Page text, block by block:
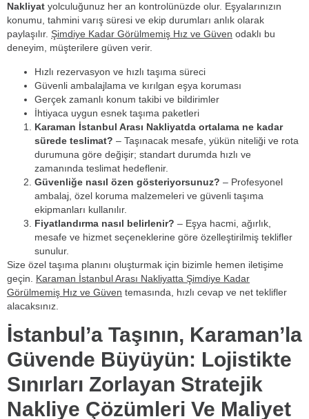
Nakliyat yolculuğunuz her an kontrolünüzde olur. Eşyalarınızın
konumu, tahmini varış süresi ve ekip durumları anlık olarak
paylaşılır. Şimdiye Kadar Görülmemiş Hız ve Güven odaklı bu
deneyim, müşterilere güven verir.
Hızlı rezervasyon ve hızlı taşıma süreci
Güvenli ambalajlama ve kırılgan eşya koruması
Gerçek zamanlı konum takibi ve bildirimler
İhtiyaca uygun esnek taşıma paketleri
Karaman İstanbul Arası Nakliyatda ortalama ne kadar
sürede teslimat? – Taşınacak mesafe, yükün niteliği ve rota
durumuna göre değişir; standart durumda hızlı ve
zamanında teslimat hedeflenir.
Güvenliğe nasıl özen gösteriyorsunuz? – Profesyonel
ambalaj, özel koruma malzemeleri ve güvenli taşıma
ekipmanları kullanılır.
Fiyatlandırma nasıl belirlenir? – Eşya hacmi, ağırlık,
mesafe ve hizmet seçeneklerine göre özelleştirilmiş teklifler
sunulur.
Size özel taşıma planını oluşturmak için bizimle hemen iletişime
geçin. Karaman İstanbul Arası Nakliyatta Şimdiye Kadar
Görülmemiş Hız ve Güven temasında, hızlı cevap ve net teklifler
alacaksınız.
İstanbul’a Taşının, Karaman’la
Güvende Büyüyün: Lojistikte
Sınırları Zorlayan Stratejik
Nakliye Çözümleri Ve Maliyet